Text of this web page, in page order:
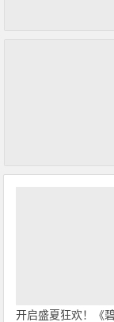
开启盛夏狂欢！《